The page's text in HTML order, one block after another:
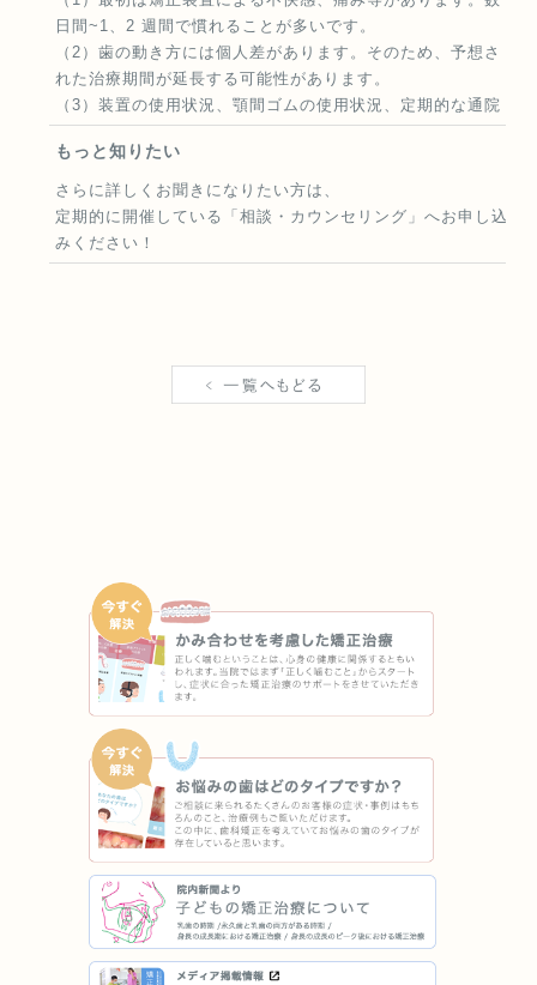
日間~1、2 週間で慣れることが多いです。
（2）歯の動き方には個人差があります。そのため、予想さ
れた治療期間が延長する可能性があります。
（3）装置の使用状況、顎間ゴムの使用状況、定期的な通院
等、矯正治療には患者さんの協力が非常に重要であり、それ
らが治療結果や治療期間に影響します。
（4）治療中は、装置が付いているため歯が磨きにくくなり
ます。むし歯や歯周病のリスクが高まりますので、丁寧に磨
いたり、定期的なメンテナンスを受けたりすることが重要で
す。また、歯が動くと隠れていたむし歯が見えるようになる
（6）ごくまれに歯が骨と癒着していて歯が動かないことが
（10）様々な問題により、当初予定した治療計画を変更する
可能性があります。
（11）歯の形を修正したり、咬み合わせの微調整を行ったり
する可能性があります。
（12）矯正装置を誤飲する可能性があります。
（13）装置を外す時に、エナメル質に微小な亀裂が入る可能
性や、かぶせ物(補綴物)の一部が破損する可能性がありま
す。
（14）装置が外れた後、保定装置を指示通り使用しないと後
戻りが生じる可能性が高くなります。
（15）装置が外れた後、現在の咬み合わせに合った状態のか
ぶせ物(補綴物)やむし歯の治療(修復物)などをやりなおす可
能性があります。
（16）あごの成長発育によりかみ合わせや歯並びが変化する
可能性があります。
（17）治療後に親知らずが生えて、凸凹が生じる可能性があ
もっと知りたい
さらに詳しくお聞きになりたい方は、
定期的に開催している 「相談・カウンセリング」へお申し込
みください！